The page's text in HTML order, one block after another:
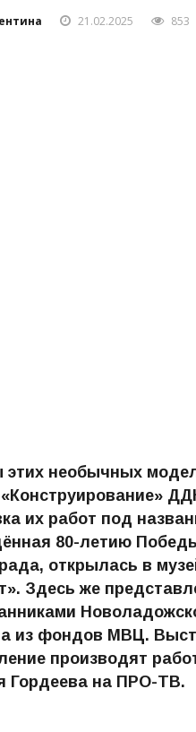
21.02.2025 853
этих необычных
«Конструирование»
их работ под
80-летию
открылась в
Здесь же
из фондов МВЦ.
производят
Гордеева на ПРО-ТВ.